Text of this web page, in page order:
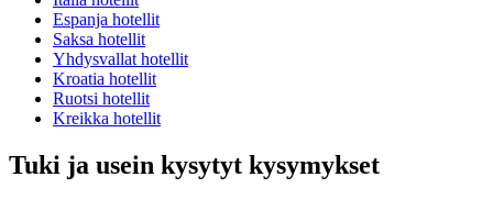
Espanja hotellit
Saksa hotellit
Yhdysvallat hotellit
Kroatia hotellit
Ruotsi hotellit
Kreikka hotellit
Tuki ja usein kysytyt kysymykset